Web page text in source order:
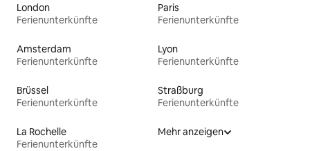
London
Ferienunterkünfte
Paris
Ferienunterkünfte
Amsterdam
Ferienunterkünfte
Lyon
Ferienunterkünfte
Brüssel
Ferienunterkünfte
Straßburg
Ferienunterkünfte
La Rochelle
Ferienunterkünfte
Mehr anzeigen